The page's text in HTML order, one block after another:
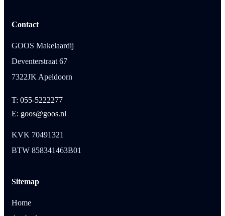
Contact
GOOS Makelaardij
Deventerstraat 67
7322JK Apeldoorn
T: 055-5222277
E: goos@goos.nl
KVK 70491321
BTW 858341463B01
Sitemap
Home